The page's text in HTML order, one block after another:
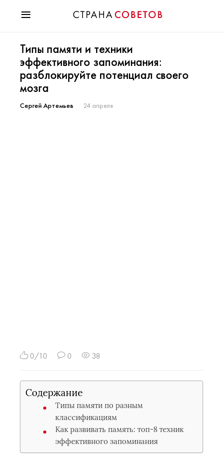
Мода
Звезды
Гороскопы
Здоровье
Психология
Типы памяти и техники
эффективного запоминания:
разблокируйте потенциал своего
мозга
Сергей Артемьев 24 апреля
0/10 0 38
Содержание
Типы памяти по разным
классификациям
Как развивать память: топ-8 техник
эффективного запоминания